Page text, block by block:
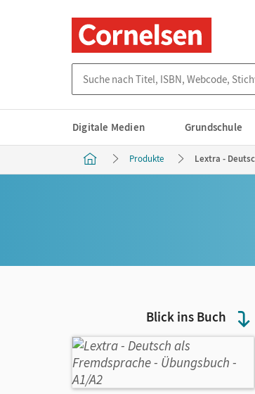
Digitale Medien Grundschule
Produkte Lextra -
Blick ins Buch